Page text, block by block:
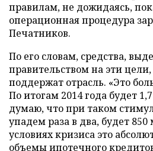
правилам, не дожидаясь,
операционная процедура
Печатников.
По его словам, средства,
правительством на эти
поддержат отрасль. «Это
По итогам 2014 года будет
думаю, что при таком
упадем раза в два, будет
условиях кризиса это
объемы ипотечного